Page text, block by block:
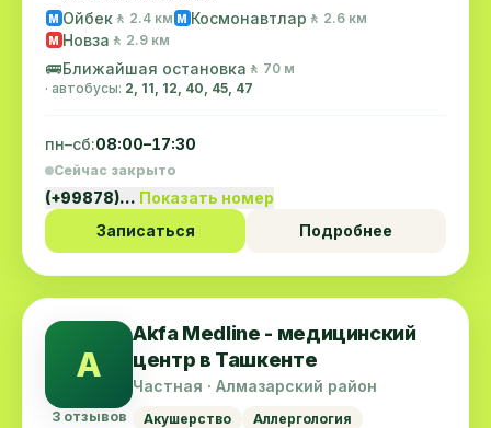
M Ойбек 🚶 2.4 км M Космонавтлар 🚶 2.6 км
M Новза 🚶 2.9 км
🚌Ближайшая остановка 🚶 70 м
· автобусы: 2, 11, 12, 40, 45, 47
пн–сб:08:00–17:30
Сейчас закрыто
(+99878)… Показать номер
Записаться
Подробнее
A
3 отзывов
Akfa Medline - медицинский
центр в Ташкенте
Частная · Алмазарский район
Акушерство
Аллергология